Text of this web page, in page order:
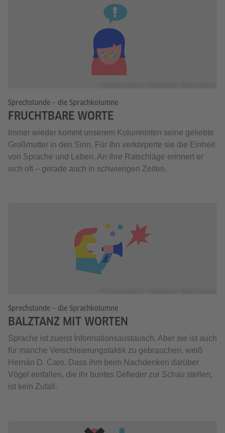
Sprechstunde – die Sprachkolumne
FRUCHTBARE WORTE
Immer wieder kommt unserem Kolumnisten seine geliebte
Großmutter in den Sinn. Für ihn verkörperte sie die Einheit
von Sprache und Leben. An ihre Ratschläge erinnert er
sich oft – gerade auch in schwierigen Zeiten.
Sprechstunde – die Sprachkolumne
BALZTANZ MIT WORTEN
Sprache ist zuerst Informationsaustausch. Aber sie ist auch
für manche Verschleierungstaktik zu gebrauchen, weiß
Hernán D. Caro. Dass ihm beim Nachdenken darüber
Vögel einfallen, die ihr buntes Gefieder zur Schau stellen,
ist kein Zufall.